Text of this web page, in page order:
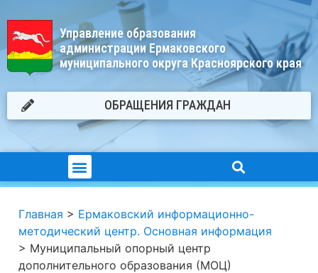
Управление образования
администрации Ермаковского
муниципального округа Красноярского края
ОБРАЩЕНИЯ ГРАЖДАН
Главная > Ермаковский информационно-
методический центр. Основная информация
> Муниципальный опорный центр
дополнительного образования (МОЦ)